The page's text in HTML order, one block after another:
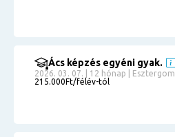
Ács képzés egyéni gyak.
2026. 03. 07. | 12 hónap | Esztergom
215.000Ft/félév-tól